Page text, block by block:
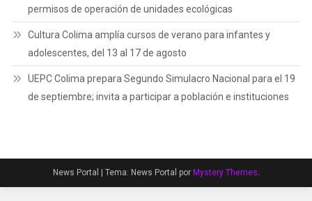
permisos de operación de unidades ecológicas
Cultura Colima amplía cursos de verano para infantes y
adolescentes, del 13 al 17 de agosto
UEPC Colima prepara Segundo Simulacro Nacional para el 19
de septiembre; invita a participar a población e instituciones
News Portal | Tema: News Portal por Mystery Themes